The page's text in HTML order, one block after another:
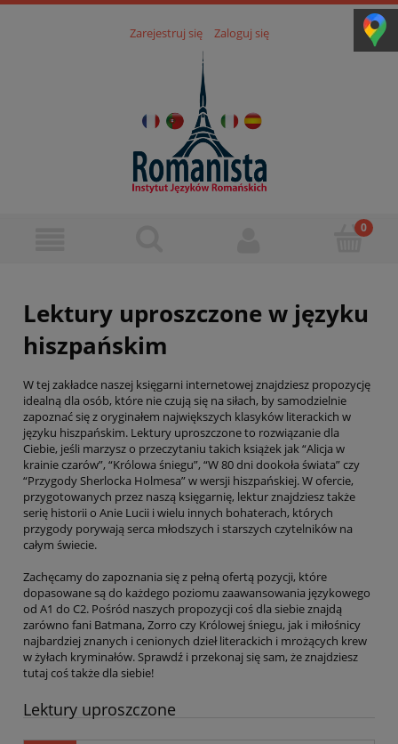
Zarejestruj się Zaloguj się
Lektury uproszczone w języku
hiszpańskim
W tej zakładce naszej księgarni internetowej znajdziesz propozycję
idealną dla osób, które nie czują się na siłach, by samodzielnie
zapoznać się z oryginałem największych klasyków literackich w
języku hiszpańskim. Lektury uproszczone to rozwiązanie dla
Ciebie, jeśli marzysz o przeczytaniu takich książek jak “Alicja w
krainie czarów”, “Królowa śniegu”, “W 80 dni dookoła świata” czy
“Przygody Sherlocka Holmesa” w wersji hiszpańskiej. W ofercie,
przygotowanych przez naszą księgarnię, lektur znajdziesz także
serię historii o Anie Lucii i wielu innych bohaterach, których
przygody porywają serca młodszych i starszych czytelników na
całym świecie.
Zachęcamy do zapoznania się z pełną ofertą pozycji, które
dopasowane są do każdego poziomu zaawansowania językowego
od A1 do C2. Pośród naszych propozycji coś dla siebie znajdą
zarówno fani Batmana, Zorro czy Królowej śniegu, jak i miłośnicy
najbardziej znanych i cenionych dzieł literackich i mrożących krew
w żyłach kryminałów. Sprawdź i przekonaj się sam, że znajdziesz
tutaj coś także dla siebie!
Lektury uproszczone